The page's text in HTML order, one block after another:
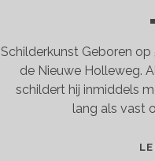
Schilderkunst Geboren op
de Nieuwe Holleweg.
schildert hij inmiddels
lang als vast